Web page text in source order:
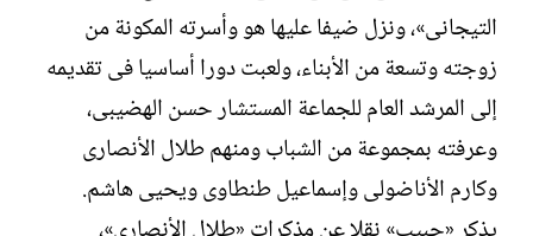
التيجانى»، ونزل ضيفا عليها هو وأسرته المكونة من
زوجته وتسعة من الأبناء، ولعبت دورا أساسيا فى تقديمه
إلى المرشد العام للجماعة المستشار حسن الهضيبى،
وعرفته بمجموعة من الشباب ومنهم طلال الأنصارى
وكارم الأناضولى وإسماعيل طنطاوى ويحيى هاشم.